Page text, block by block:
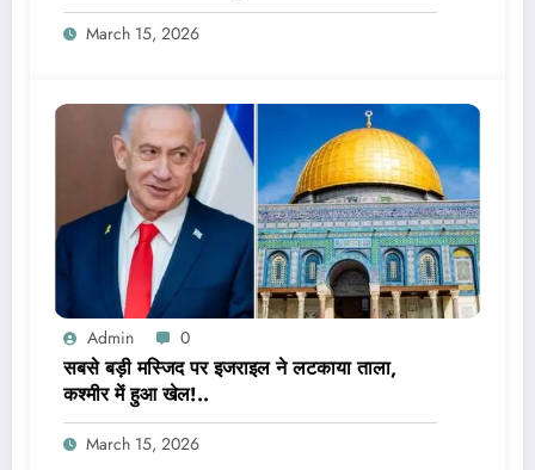
March 15, 2026
Admin 0
सबसे बड़ी मस्जिद पर इजराइल ने लटकाया ताला,
कश्मीर में हुआ खेल!..
March 15, 2026